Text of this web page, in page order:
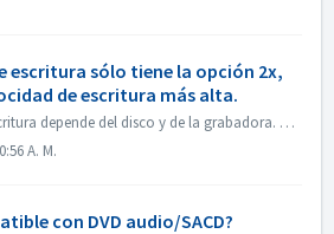
escritura sólo tiene la opción 2x,
de escritura más alta.
La velocidad de escritura depende del disco y de la grabadora. Nero Burning ROM detecta automáticamente la grabadora y el disco y muestra la velocidad de es...
A. M.
con DVD audio/SACD?